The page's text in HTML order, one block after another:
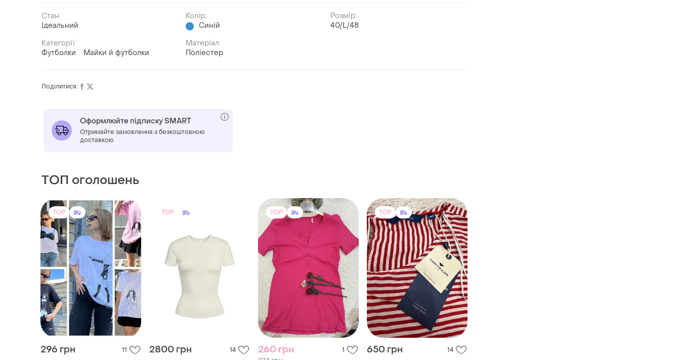
Стан:
Ідеальний
Колір:
Синій
Розмір:
40/L/48
Категорії:
Футболки
Майки й футболки
Матеріал
Поліестер
Поділитися:
Оформлюйте підписку SMART
Отримайте замовлення з безкоштовною
доставкою
ТОП оголошень
TOP
296 грн 11
TOP
2800 грн 14
TOP
260 грн 1
TOP
650 грн 14